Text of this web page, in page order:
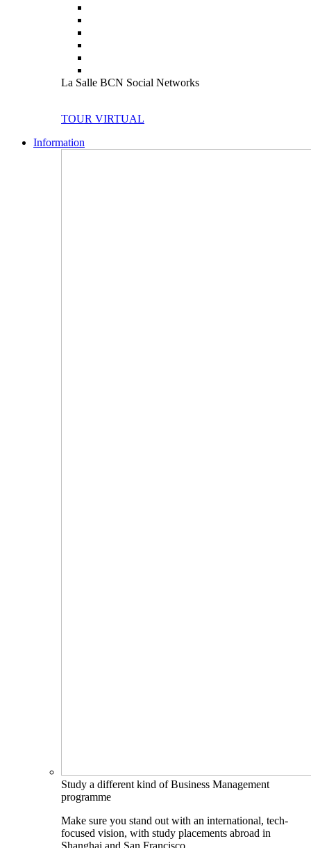
La Salle BCN Social Networks
TOUR VIRTUAL
Information
Study a different kind of Business Management
programme
Make sure you stand out with an international, tech-
focused vision, with study placements abroad in
Shanghai and San Francisco.